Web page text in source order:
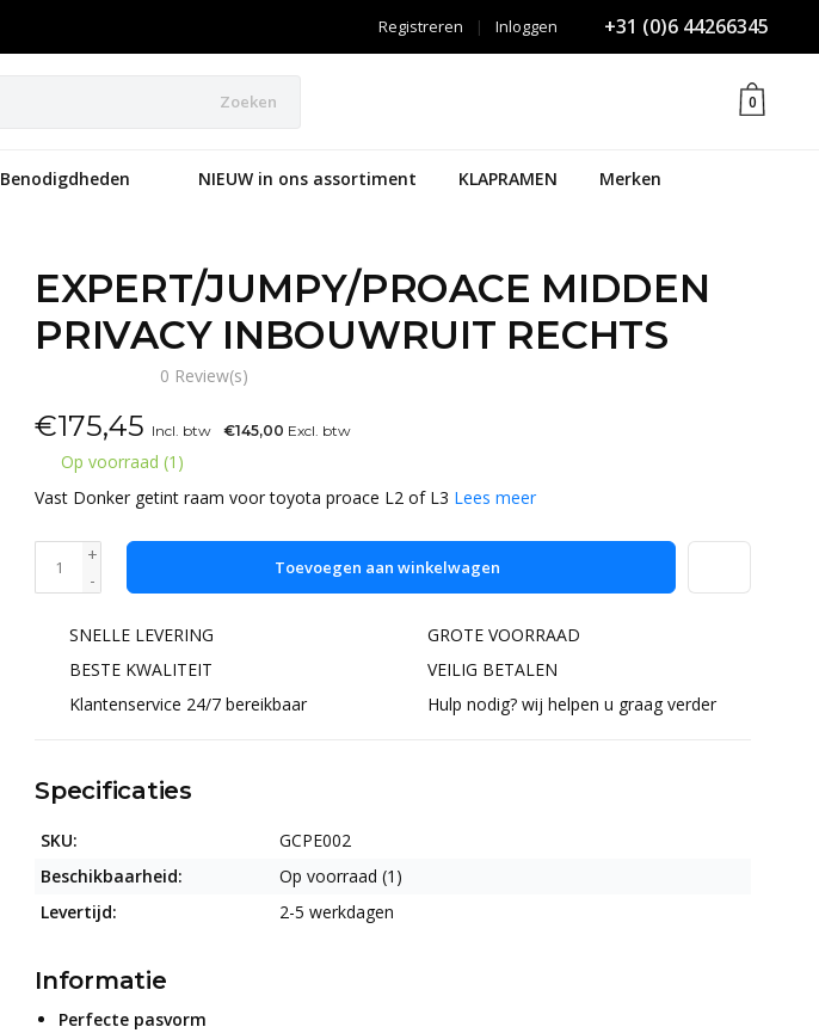
+31 (0)6 44266345
Inloggen
|
Registreren
Zoeken 0
Benodigdheden NIEUW in ons assortiment KLAPRAMEN Merken
EXPERT/JUMPY/PROACE MIDDEN
PRIVACY INBOUWRUIT RECHTS
0 Review(s)
€175,45 Incl. btw €145,00 Excl. btw
Op voorraad (1)
Vast Donker getint raam voor toyota proace L2 of L3 Lees meer
+
-
Toevoegen aan winkelwagen
SNELLE LEVERING
GROTE VOORRAAD
BESTE KWALITEIT
VEILIG BETALEN
Klantenservice 24/7 bereikbaar
Hulp nodig? wij helpen u graag verder
Specificaties
SKU:
GCPE002
Beschikbaarheid:
Op voorraad (1)
Levertijd:
2-5 werkdagen
Informatie
Perfecte pasvorm